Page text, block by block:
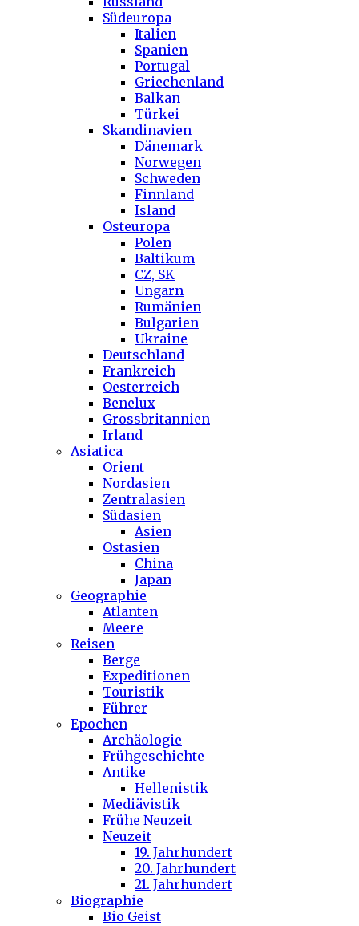
Südeuropa
Italien
Spanien
Portugal
Griechenland
Balkan
Türkei
Skandinavien
Dänemark
Norwegen
Schweden
Finnland
Island
Osteuropa
Polen
Baltikum
CZ, SK
Ungarn
Rumänien
Bulgarien
Ukraine
Deutschland
Frankreich
Oesterreich
Benelux
Grossbritannien
Irland
Asiatica
Orient
Nordasien
Zentralasien
Südasien
Asien
Ostasien
China
Japan
Geographie
Atlanten
Meere
Reisen
Berge
Expeditionen
Touristik
Führer
Epochen
Archäologie
Frühgeschichte
Antike
Hellenistik
Mediävistik
Frühe Neuzeit
Neuzeit
19. Jahrhundert
20. Jahrhundert
21. Jahrhundert
Biographie
Bio Geist